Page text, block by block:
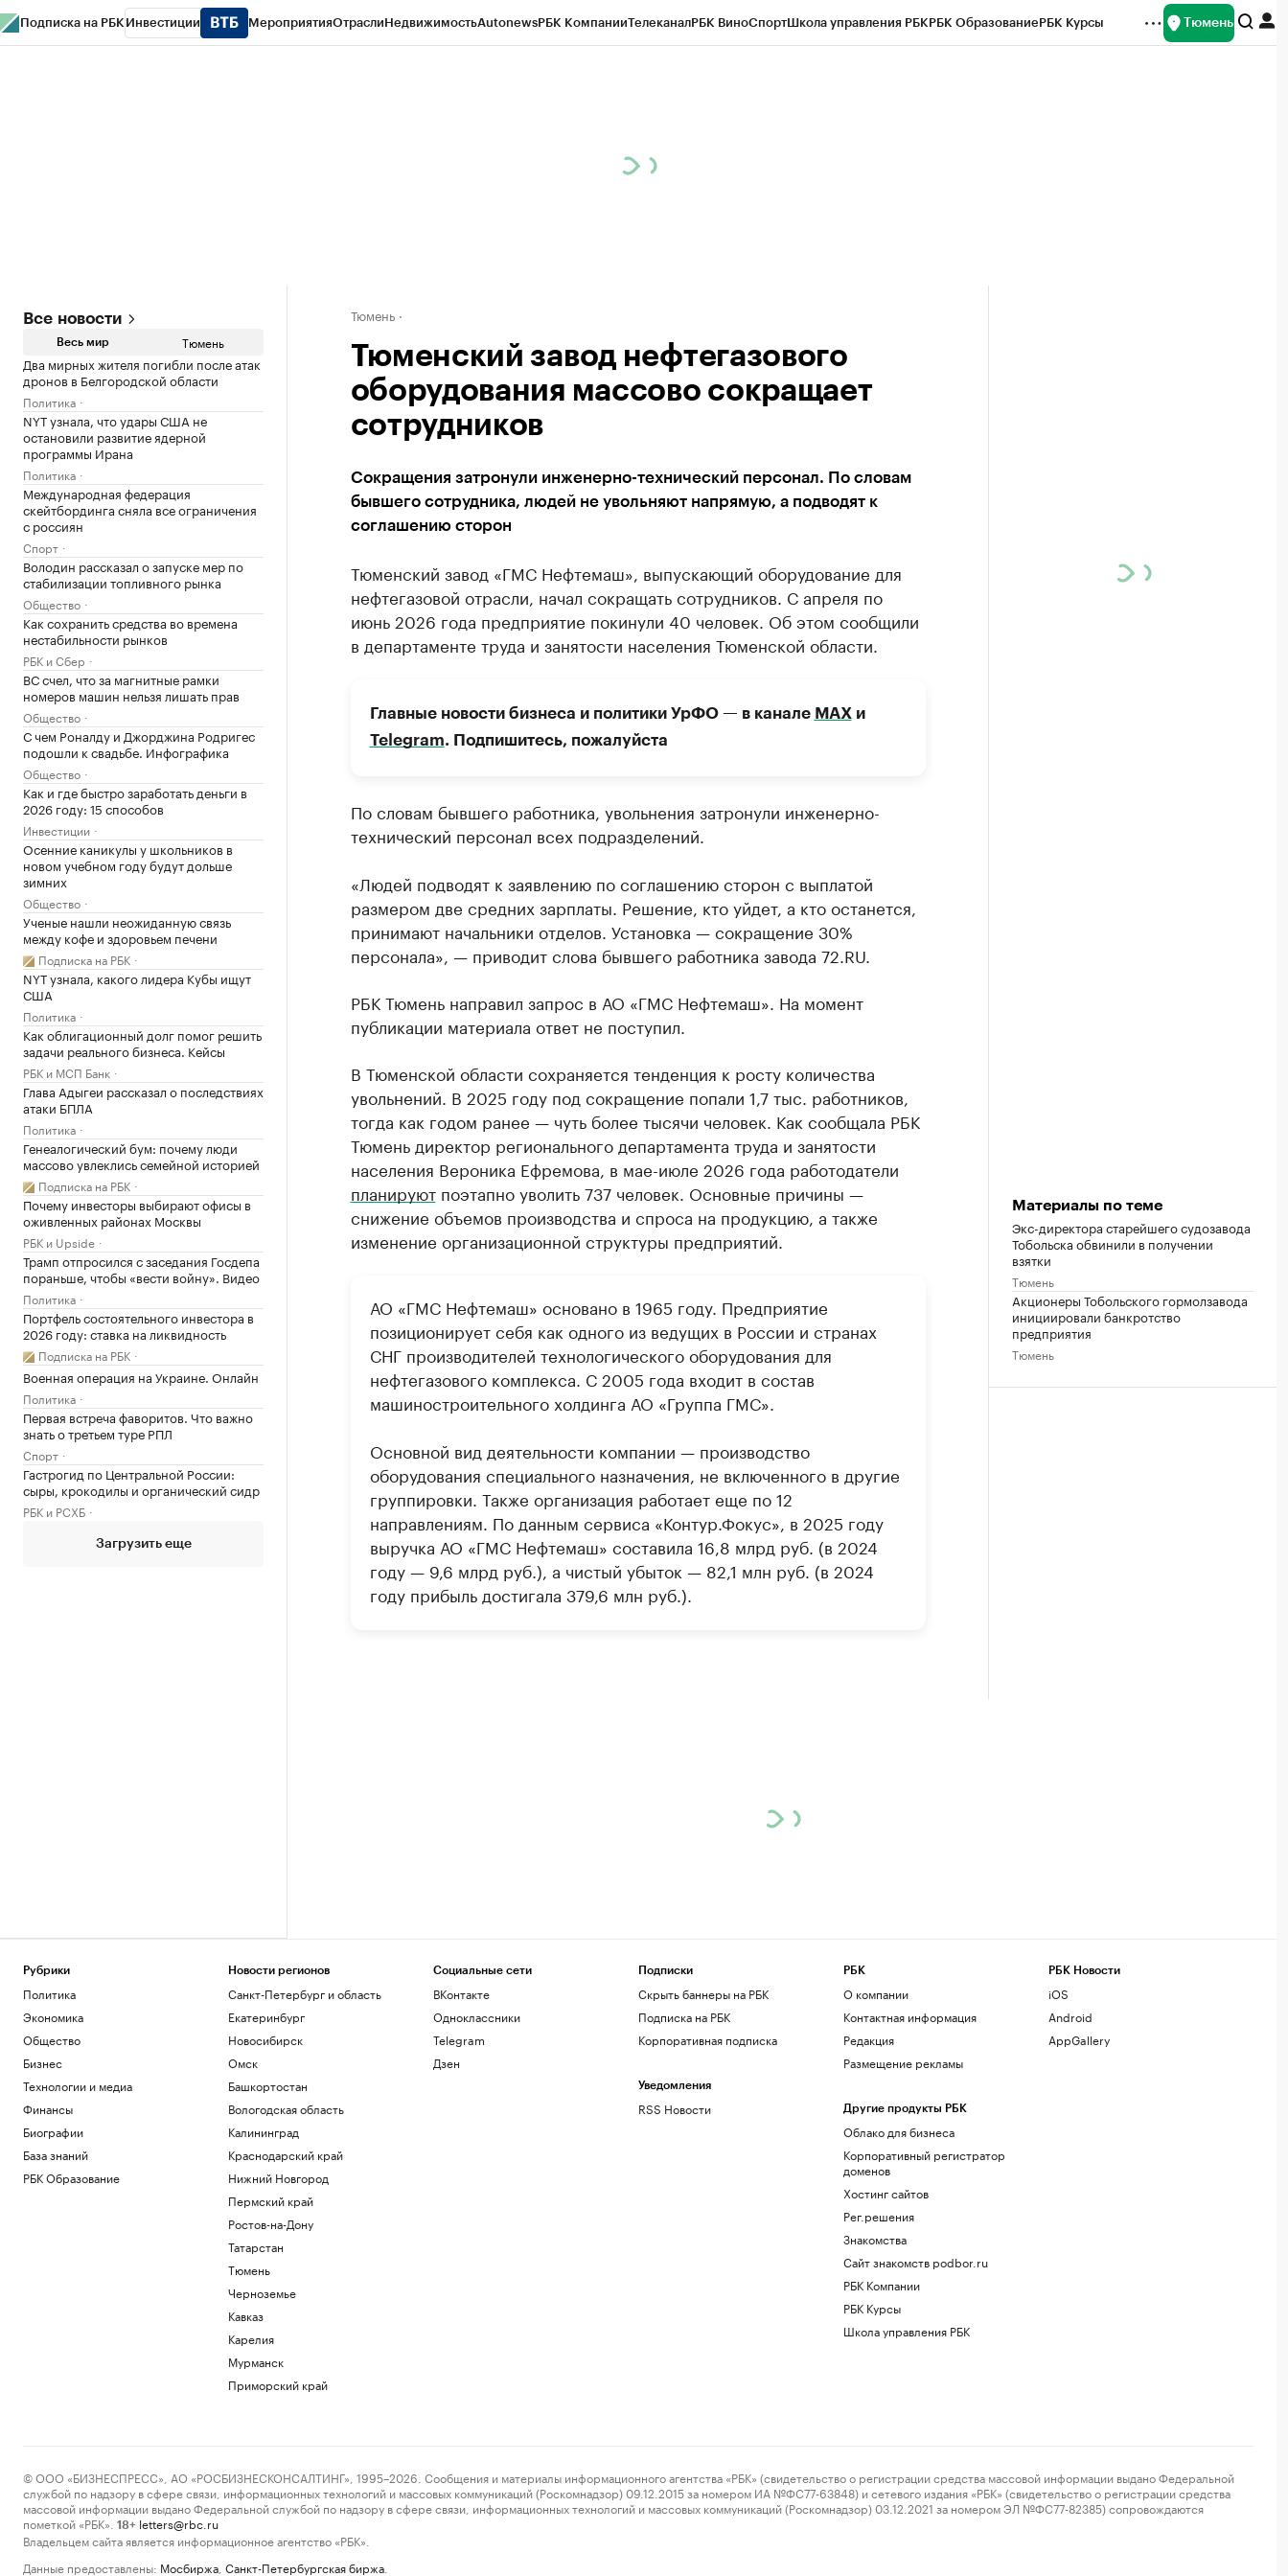
Подписка на РБК Инвестиции МероприятияОтраслиНедвижимостьAutonewsРБК КомпанииТелеканалРБК ВиноСпортШкола управления РБКРБК ОбразованиеРБК Курсы Тюмень
Все новости
Весь мир Тюмень
Два мирных жителя погибли после атак
дронов в Белгородской области
Политика
NYT узнала, что удары США не
остановили развитие ядерной
программы Ирана
Политика
Международная федерация
скейтбординга сняла все ограничения
с россиян
Спорт
Володин рассказал о запуске мер по
стабилизации топливного рынка
Общество
Как сохранить средства во времена
нестабильности рынков
РБК и Сбер
ВС счел, что за магнитные рамки
номеров машин нельзя лишать прав
Общество
С чем Роналду и Джорджина Родригес
подошли к свадьбе. Инфографика
Общество
Как и где быстро заработать деньги в
2026 году: 15 способов
Инвестиции
Осенние каникулы у школьников в
новом учебном году будут дольше
зимних
Общество
Ученые нашли неожиданную связь
между кофе и здоровьем печени
Подписка на РБК
NYT узнала, какого лидера Кубы ищут
США
Политика
Как облигационный долг помог решить
задачи реального бизнеса. Кейсы
РБК и МСП Банк
Глава Адыгеи рассказал о последствиях
атаки БПЛА
Политика
Генеалогический бум: почему люди
массово увлеклись семейной историей
Подписка на РБК
Почему инвесторы выбирают офисы в
оживленных районах Москвы
РБК и Upside
Трамп отпросился с заседания Госдепа
пораньше, чтобы «вести войну». Видео
Политика
Портфель состоятельного инвестора в
2026 году: ставка на ликвидность
Подписка на РБК
Военная операция на Украине. Онлайн
Политика
Первая встреча фаворитов. Что важно
знать о третьем туре РПЛ
Спорт
Гастрогид по Центральной России:
сыры, крокодилы и органический сидр
РБК и РСХБ
Загрузить еще
Тюмень
Тюменский завод нефтегазового
оборудования массово сокращает
сотрудников
Сокращения затронули инженерно-технический персонал. По словам
бывшего сотрудника, людей не увольняют напрямую, а подводят к
соглашению сторон
Тюменский завод «ГМС Нефтемаш», выпускающий оборудование для
нефтегазовой отрасли, начал сокращать сотрудников. С апреля по
июнь 2026 года предприятие покинули 40 человек. Об этом сообщили
в департаменте труда и занятости населения Тюменской области.
Главные новости бизнеса и политики УрФО — в канале МАХи
Telegram. Подпишитесь, пожалуйста
По словам бывшего работника, увольнения затронули инженерно-
технический персонал всех подразделений.
«Людей подводят к заявлению по соглашению сторон с выплатой
размером две средних зарплаты. Решение, кто уйдет, а кто останется,
принимают начальники отделов. Установка — сокращение 30%
персонала», — приводит слова бывшего работника завода 72.RU.
РБК Тюмень направил запрос в АО «ГМС Нефтемаш». На момент
публикации материала ответ не поступил.
В Тюменской области сохраняется тенденция к росту количества
увольнений. В 2025 году под сокращение попали 1,7 тыс. работников,
тогда как годом ранее — чуть более тысячи человек. Как сообщала РБК
Тюмень директор регионального департамента труда и занятости
населения Вероника Ефремова, в мае-июле 2026 года работодатели
планируютпоэтапно уволить 737 человек. Основные причины —
снижение объемов производства и спроса на продукцию, а также
изменение организационной структуры предприятий.
АО «ГМС Нефтемаш» основано в 1965 году. Предприятие
позиционирует себя как одного из ведущих в России и странах
СНГ производителей технологического оборудования для
нефтегазового комплекса. С 2005 года входит в состав
машиностроительного холдинга АО «Группа ГМС».
Основной вид деятельности компании — производство
оборудования специального назначения, не включенного в другие
группировки. Также организация работает еще по 12
направлениям. По данным сервиса «Контур.Фокус», в 2025 году
выручка АО «ГМС Нефтемаш» составила 16,8 млрд руб. (в 2024
году — 9,6 млрд руб.), а чистый убыток — 82,1 млн руб. (в 2024
году прибыль достигала 379,6 млн руб.).
Материалы по теме
Экс-директора старейшего судозавода
Тобольска обвинили в получении
взятки
Тюмень
Акционеры Тобольского гормолзавода
инициировали банкротство
предприятия
Тюмень
Рубрики
Политика
Экономика
Общество
Бизнес
Технологии и медиа
Финансы
Биографии
База знаний
РБК Образование
Новости регионов
Санкт-Петербург и область
Екатеринбург
Новосибирск
Омск
Башкортостан
Вологодская область
Калининград
Краснодарский край
Нижний Новгород
Пермский край
Ростов-на-Дону
Татарстан
Тюмень
Черноземье
Кавказ
Карелия
Мурманск
Приморский край
Социальные сети
ВКонтакте
Одноклассники
Telegram
Дзен
Подписки
Скрыть баннеры на РБК
Подписка на РБК
Корпоративная подписка
Уведомления
RSS Новости
РБК
О компании
Контактная информация
Редакция
Размещение рекламы
Другие продукты РБК
Облако для бизнеса
Корпоративный регистратор
доменов
Хостинг сайтов
Рег.решения
Знакомства
Сайт знакомств podbor.ru
РБК Компании
РБК Курсы
Школа управления РБК
РБК Новости
iOS
Android
AppGallery
© ООО «БИЗНЕСПРЕСС», АО «РОСБИЗНЕСКОНСАЛТИНГ», 1995–2026. Сообщения и материалы информационного агентства «РБК» (свидетельство о регистрации средства массовой информации выдано Федеральной
службой по надзору в сфере связи, информационных технологий и массовых коммуникаций (Роскомнадзор) 09.12.2015 за номером ИА №ФС77-63848) и сетевого издания «РБК» (свидетельство о регистрации средства
массовой информации выдано Федеральной службой по надзору в сфере связи, информационных технологий и массовых коммуникаций (Роскомнадзор) 03.12.2021 за номером ЭЛ №ФС77-82385) сопровождаются
пометкой «РБК».
18+ letters@rbc.ru
Владельцем сайта является информационное агентство «РБК».
Данные предоставлены: Мосбиржа Санкт-Петербургская биржа